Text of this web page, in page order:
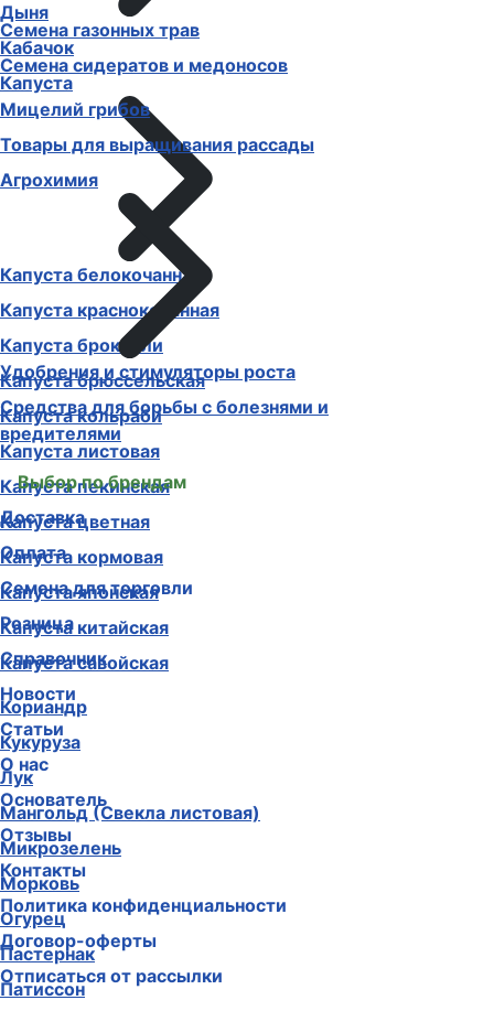
Дыня
Кабачок
Капуста
Капуста белокочанная
Капуста краснокочанная
Капуста брокколи
Капуста брюссельская
Капуста кольраби
Капуста листовая
Капуста пекинская
Капуста цветная
Капуста кормовая
Капуста японская
Капуста китайская
Капуста савойская
Кориандр
Кукуруза
Лук
Мангольд (Свекла листовая)
Микрозелень
Морковь
Огурец
Пастернак
Патиссон
Семена газонных трав
Семена сидератов и медоносов
Мицелий грибов
Товары для выращивания рассады
Агрохимия
Удобрения и стимуляторы роста
Средства для борьбы с болезнями и
вредителями
Выбор по брендам
Доставка
Оплата
Семена для торговли
Розница
Справочник
Новости
Статьи
О нас
Основатель
Отзывы
Контакты
Политика конфиденциальности
Договор-оферты
Отписаться от рассылки